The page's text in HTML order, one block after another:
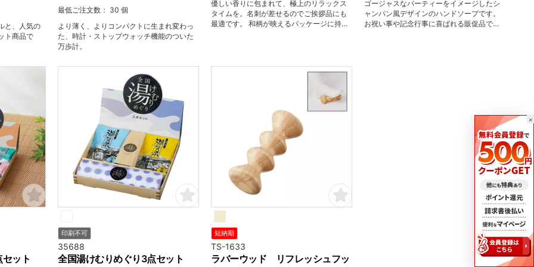
と、人気の
ト商品で
最低ご注文数： 30 個
より薄く、よりコンパクトに生まれ変わっ
た、時計・ストップウォッチ機能のついた
万歩計。
優しい香りに包まれて、極上のリラックス
タイムを。名刺が差せるのでご挨拶品にも
最適です。 和柄が映えるパッケージに持ち
ゴージャスなパーティーをイメージしたシ
ャンパン風デザインのハンドソープです。
お祝い事や記念行事に喜ばれる販促品で
ット
印刷不可
35688
全国湯けむりめぐり3点セット
短納期
TS-1633
ラバーウッド リフレッシュフッ
×